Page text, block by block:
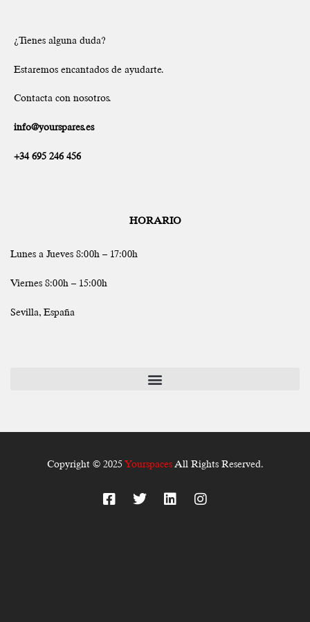
¿Tienes alguna duda?
Estaremos encantados de ayudarte.
Contacta con nosotros.
info@yourspares.es
+34 695 246 456
HORARIO
Lunes a Jueves 8:00h – 17:00h
Viernes 8:00h – 15:00h
Sevilla, España
Copyright © 2025 YourspacesAll Rights Reserved.